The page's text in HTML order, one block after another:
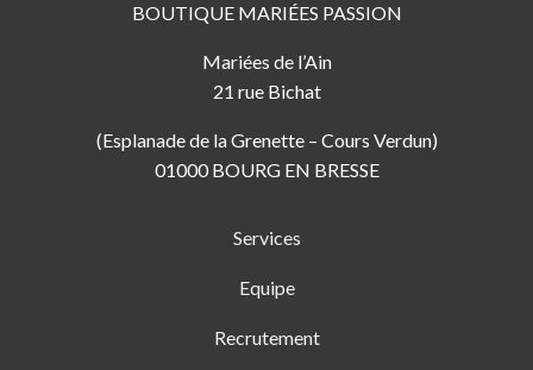
BOUTIQUE MARIÉES PASSION
Mariées de l’Ain
21 rue Bichat
(Esplanade de la Grenette – Cours Verdun)
01000 BOURG EN BRESSE
Services
Equipe
Recrutement